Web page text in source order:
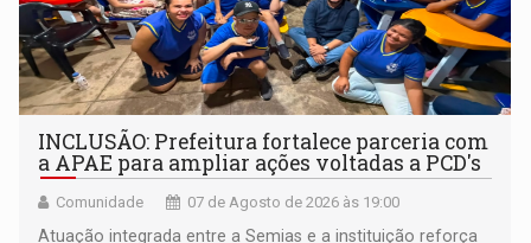
INCLUSÃO: Prefeitura fortalece parceria com
a APAE para ampliar ações voltadas a PCD's
Comunidade 07 de Agosto de 2026 às 19:00
Atuação integrada entre a Semias e a instituição reforça